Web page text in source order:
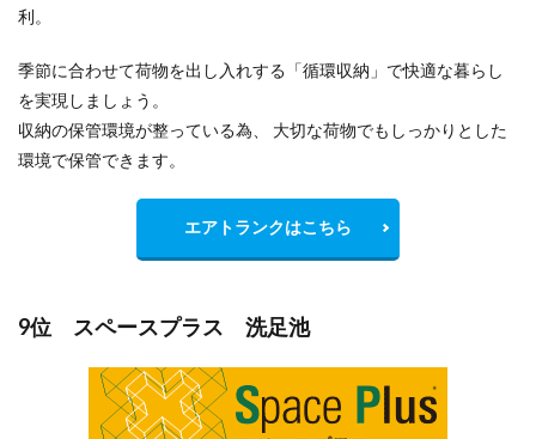
利。
季節に合わせて荷物を出し入れする「循環収納」で快適な暮らし
を実現しましょう。
収納の保管環境が整っている為、 大切な荷物でもしっかりとした
環境で保管できます。
エアトランクはこちら
9位 スペースプラス 洗足池